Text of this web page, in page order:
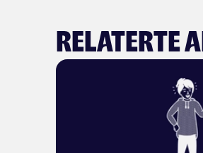
Relaterte